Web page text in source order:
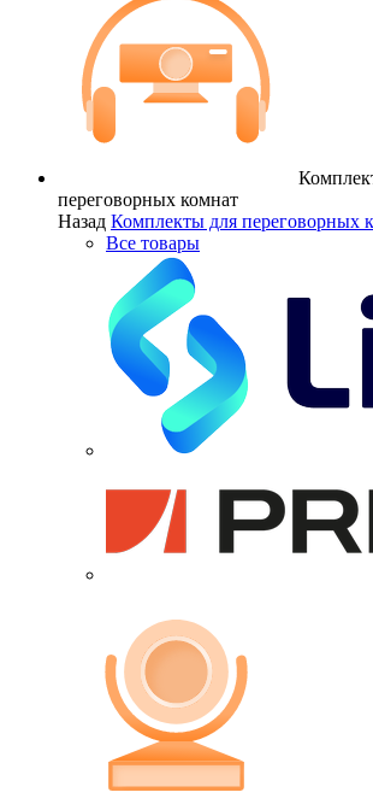
переговорных комнат
Назад Комплекты для переговорных
Все товары